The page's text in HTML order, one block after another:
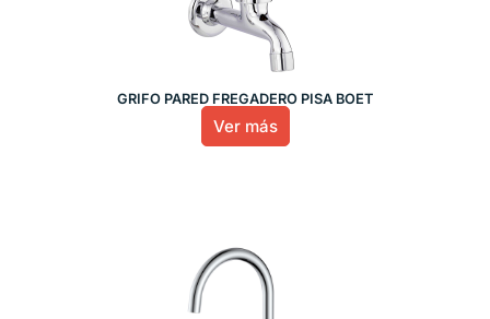
GRIFO PARED FREGADERO PISA BOET
Ver más